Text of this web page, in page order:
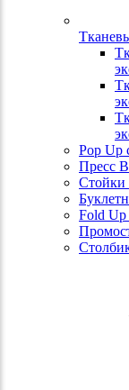
Pop Up
Пресс
Стойки
Fold Up